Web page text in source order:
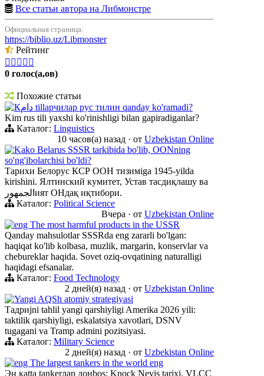
Все статьи автора на Либмонстре
Официальная страница:
https://biblio.uz/Libmonster
Рейтинг
    
0 голос(а,ов)
Похожие статьи
Кدام tillарчилар рус тилин qanday ko'ramadi?
Kim rus tili yaxshi ko'rinishligi bilan gapiradiganlar?
Каталог: Linguistics
10 часов(а) назад · от Uzbekistan Online
Kako Belarus SSSR tarkibida bo'lib, OONning
so'ng'ibolarchisi bo'ldi?
Тарихи Белорус КСР ООН тизимiga 1945-yilda
kirishini. Ялтинский кумитет, Устав тасдиқлашу ва
الجمهورият ОНдақ иқтибори.
Каталог: Political Science
Вчера · от Uzbekistan Online
eng The most harmful products in the USSR
Qanday mahsulotlar SSSRda eng zararli bo'lgan:
haqiqat ko'lib kolbasa, muzlik, margarin, konservlar va
chebureklar haqida. Sovet oziq-ovqatining naturalligi
haqidagi efsanalar.
Каталог: Food Technology
2 дней(я) назад · от Uzbekistan Online
Yangi AQSh atomiy strategiyasi
Тадриjni tahlil yangi qarshiyligi Amerika 2026 yili:
taktilik qarshiyligi, eskalatsiya xavotlari, DSNV
tugagani va Tramp admini pozitsiyasi.
Каталог: Military Science
2 дней(я) назад · от Uzbekistan Online
eng The largest tankers in the world eng
Эң кatta tankerлар донbos: Knock Nevis tarixi, VLCC